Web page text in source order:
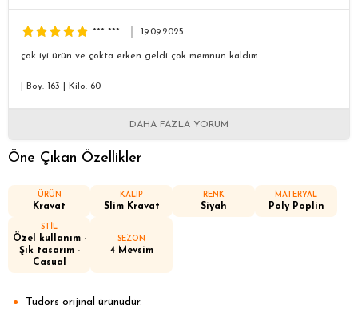
*** *** 19.09.2025
çok iyi ürün ve çokta erken geldi çok memnun kaldım
Boy: 163 Kilo: 60
DAHA FAZLA YORUM
Öne Çıkan Özellikler
ÜRÜN
Kravat
KALIP
Slim Kravat
RENK
Siyah
MATERYAL
Poly Poplin
STİL
Özel kullanım -
Şık tasarım -
Casual
SEZON
4 Mevsim
Tudors orijinal ürünüdür.